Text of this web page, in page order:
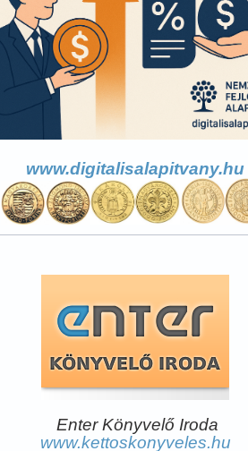
www.digitalisalapitvany.hu
Enter Könyvelő Iroda
www.kettoskonyveles.hu